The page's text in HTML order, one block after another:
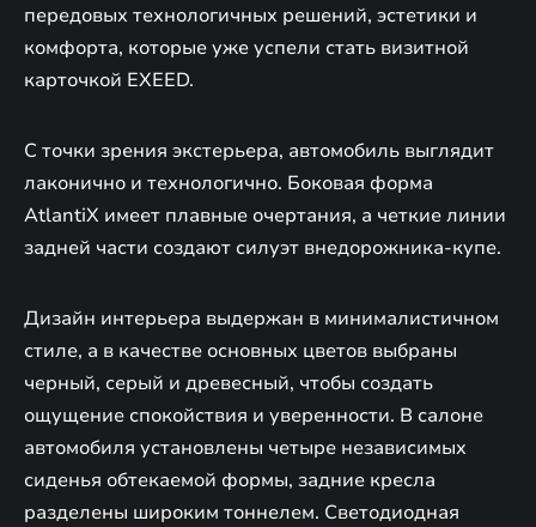
передовых технологичных решений, эстетики и
комфорта, которые уже успели стать визитной
карточкой EXEED.
С точки зрения экстерьера, автомобиль выглядит
лаконично и технологично. Боковая форма
AtlantiX имеет плавные очертания, а четкие линии
задней части создают силуэт внедорожника-купе.
Дизайн интерьера выдержан в минималистичном
стиле, а в качестве основных цветов выбраны
черный, серый и древесный, чтобы создать
ощущение спокойствия и уверенности. В салоне
автомобиля установлены четыре независимых
сиденья обтекаемой формы, задние кресла
разделены широким тоннелем. Светодиодная